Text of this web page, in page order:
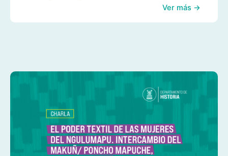
Ver más →